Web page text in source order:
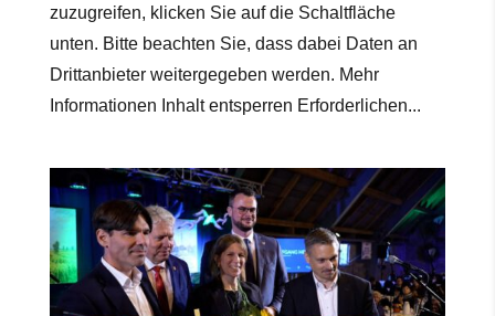
zuzugreifen, klicken Sie auf die Schaltfläche
unten. Bitte beachten Sie, dass dabei Daten an
Drittanbieter weitergegeben werden. Mehr
Informationen Inhalt entsperren Erforderlichen...